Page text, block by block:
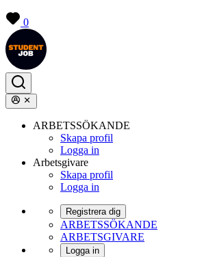
0
ARBETSSÖKANDE
Skapa profil
Logga in
Arbetsgivare
Skapa profil
Logga in
Registrera dig
ARBETSSÖKANDE
ARBETSGIVARE
Logga in